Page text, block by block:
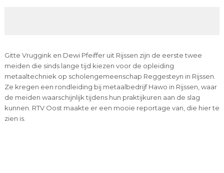
Gitte Vruggink en Dewi Pfeiffer uit Rijssen zijn de eerste twee
meiden die sinds lange tijd kiezen voor de opleiding
metaaltechniek op scholengemeenschap Reggesteyn in Rijssen.
Ze kregen een rondleiding bij metaalbedrijf Hawo in Rijssen, waar
de meiden waarschijnlijk tijdens hun praktijkuren aan de slag
kunnen. RTV Oost maakte er een mooie reportage van, die hier te
zien is.